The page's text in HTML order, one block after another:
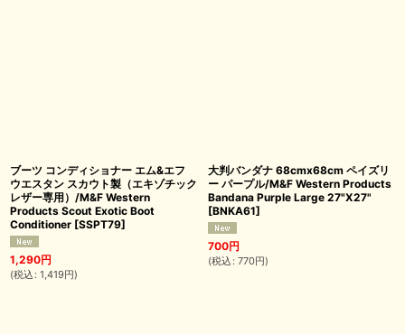
ブーツ コンディショナー エム&エフ
ウエスタン スカウト製（エキゾチック
レザー専用）/M&F Western
Products Scout Exotic Boot
Conditioner [SSPT79]
1,290円
(税込 : 1,419円)
大判バンダナ 68cmx68cm ペイズリ
ー パープル/M&F Western Products
Bandana Purple Large 27"X27"
[BNKA61]
700円
(税込 : 770円)